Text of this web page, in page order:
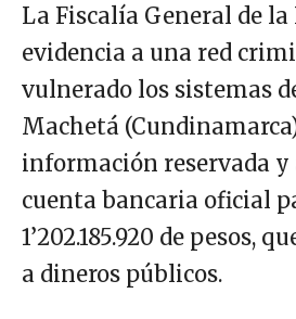
La Fiscalía General de
evidencia a una red
vulnerado los sistemas
Machetá
información reservada y
cuenta bancaria oficial
1’202.185.920 de pesos,
a dineros públicos.